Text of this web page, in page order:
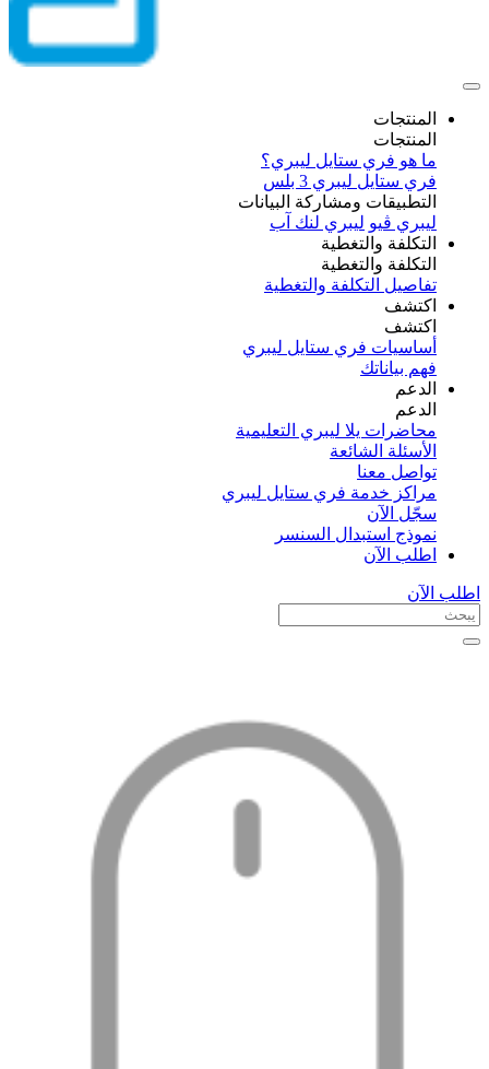
المنتجات
المنتجات
ما هو فري ستايل ليبري؟
فري ستايل ليبري 3 بلس​
التطبيقات ومشاركة البيانات
ليبري ڤيو ليبري لنك آب
التكلفة والتغطية
التكلفة والتغطية
تفاصيل التكلفة والتغطية
اكتشف​
اكتشف​
أساسيات فري ستايل ليبري
فهم بياناتك
الدعم
الدعم
محاضرات يلا ليبري التعليمية
الأسئلة الشائعة
تواصل معنا
مراكز خدمة فري ستايل ليبري
سجّل الآن​
نموذج استبدال السنسر
اطلب الآن
اطلب الآن